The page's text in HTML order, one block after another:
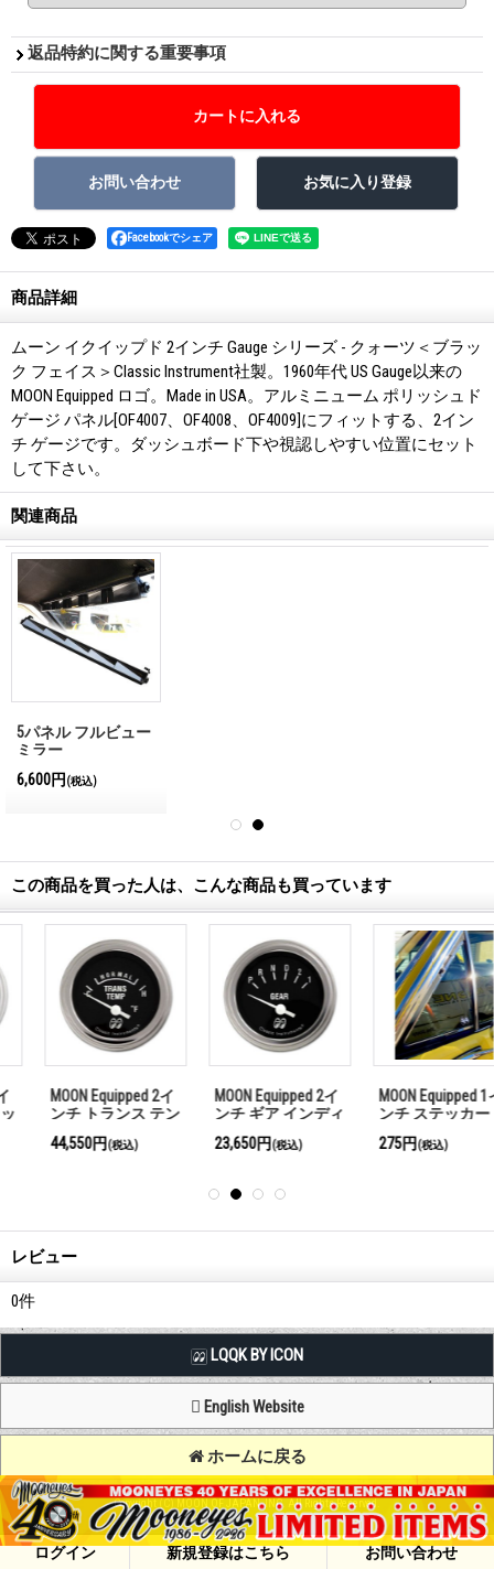
ログイン 新規登録はこちら お問い合わせ
返品特約に関する重要事項
Facebookでシェア
商品詳細
ムーン イクイップド 2インチ Gauge シリーズ - クォーツ＜ブラッ
ク フェイス＞Classic Instrument社製。1960年代 US Gauge以来の
MOON Equipped ロゴ。Made in USA。アルミニューム ポリッシュド
ゲージ パネル[OF4007、OF4008、OF4009]にフィットする、2イン
チ ゲージです。ダッシュボード下や視認しやすい位置にセット
して下さい。
関連商品
5パネル フルビュー
ミラー
6,600円 (税込)
この商品を買った人は、こんな商品も買っています
MOON Equipped 1イ
ンチ ステッカー
275円(税込)
MOON Equipped 4
5/8インチ QUAD ゲ
73,700円(税込)
MOON Equipped 2イ
ンチ クォーツ＜ホ
37,950円(税込)
レビュー
0件
LQQK BY ICON
English Website
ホームに戻る
Copyright (C) MOON OF JAPAN, INC. All Rights Reserved.